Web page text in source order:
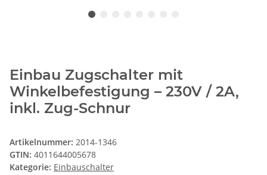
Einbau Zugschalter mit
Winkelbefestigung – 230V / 2A,
inkl. Zug-Schnur
Artikelnummer: 2014-1346
GTIN: 4011644005678
Kategorie: Einbauschalter